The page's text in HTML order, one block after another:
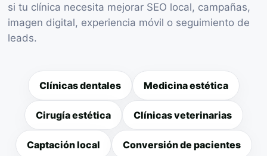
si tu clínica necesita mejorar SEO local, campañas,
imagen digital, experiencia móvil o seguimiento de
leads.
Clínicas dentales Medicina estética
Cirugía estética Clínicas veterinarias
Captación local Conversión de pacientes